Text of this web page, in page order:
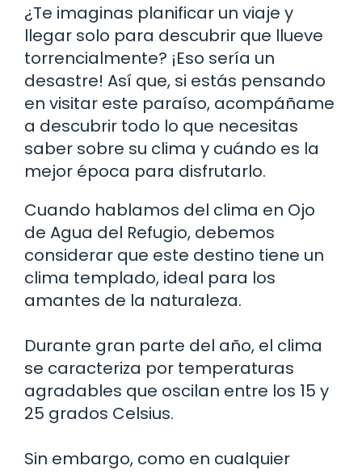
¿Te imaginas planificar un viaje y
llegar solo para descubrir que llueve
torrencialmente? ¡Eso sería un
desastre! Así que, si estás pensando
en visitar este paraíso, acompáñame
a descubrir todo lo que necesitas
saber sobre su clima y cuándo es la
mejor época para disfrutarlo.
Cuando hablamos del clima en Ojo
de Agua del Refugio, debemos
considerar que este destino tiene un
clima templado, ideal para los
amantes de la naturaleza.
Durante gran parte del año, el clima
se caracteriza por temperaturas
agradables que oscilan entre los 15 y
25 grados Celsius.
Sin embargo, como en cualquier